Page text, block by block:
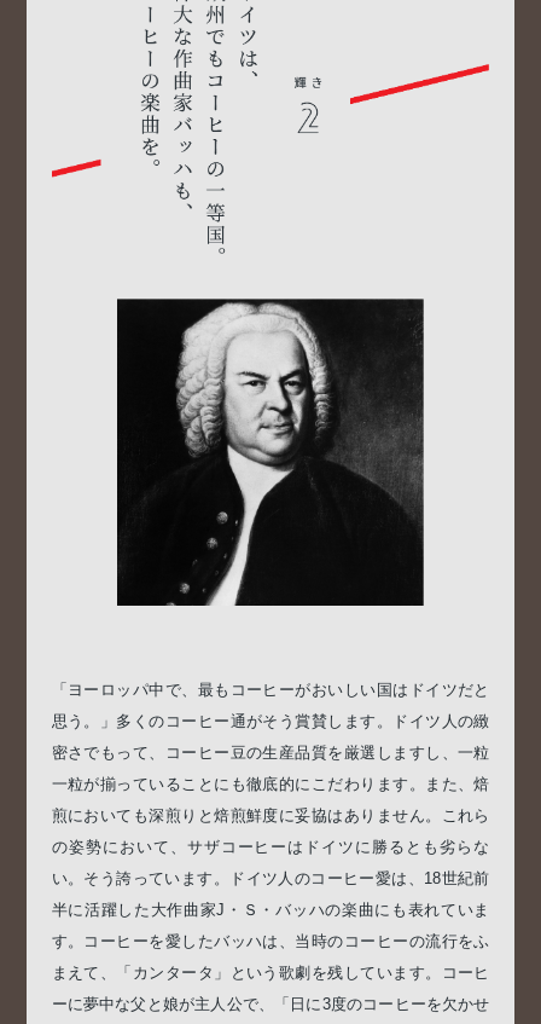
「ヨーロッパ中で、最もコーヒーがおいしい国はドイツだと
思う。」多くのコーヒー通がそう賞賛します。ドイツ人の緻
密さでもって、コーヒー豆の生産品質を厳選しますし、一粒
一粒が揃っていることにも徹底的にこだわります。また、焙
煎においても深煎りと焙煎鮮度に妥協はありません。これら
の姿勢において、サザコーヒーはドイツに勝るとも劣らな
い。そう誇っています。ドイツ人のコーヒー愛は、18世紀前
半に活躍した大作曲家J・Ｓ・バッハの楽曲にも表れていま
す。コーヒーを愛したバッハは、当時のコーヒーの流行をふ
まえて、「カンタータ」という歌劇を残しています。コーヒ
ーに夢中な父と娘が主人公で、「日に3度のコーヒーを欠かせ